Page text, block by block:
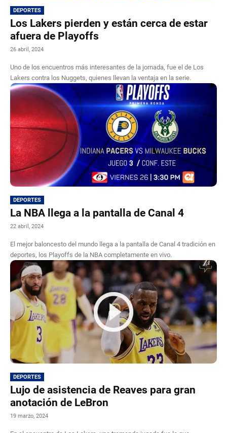
DEPORTES
Los Lakers pierden y están cerca de estar
afuera de Playoffs
26 abril, 2024
Uno de los encuentros más interesantes de la jornada, fue el de Los
Lakers contra los Nuggets, quienes llevan la ventaja en la serie.
DEPORTES
La NBA llega a la pantalla de Canal 4
22 abril, 2024
El mejor baloncesto del mundo llega a la pantalla de Canal 4 tradición en
deportes, los Playoffs de la NBA completamente en vivo.
DEPORTES
Lujo de asistencia de Reaves para gran
anotación de LeBron
19 marzo, 2024